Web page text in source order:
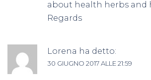
about health herbs and
Regards
Lorena ha detto:
30 GIUGNO 2017 ALLE 21:59